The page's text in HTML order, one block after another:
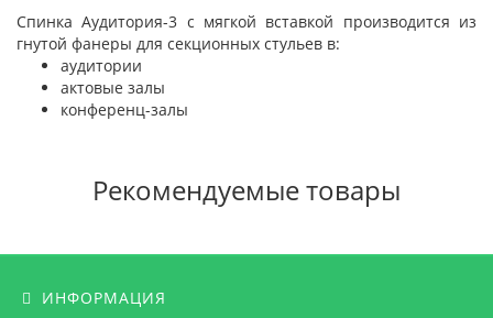
Спинка Аудитория-3 с мягкой вставкой производится из
гнутой фанеры для секционных стульев в:
аудитории
актовые залы
конференц-залы
Рекомендуемые товары
ИНФОРМАЦИЯ